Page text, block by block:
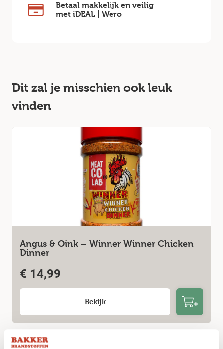
Betaal makkelijk en veilig
met iDEAL | Wero
Dit zal je misschien ook leuk
vinden
Angus & Oink – Winner Winner Chicken
Dinner
€ 14,99
Bekijk